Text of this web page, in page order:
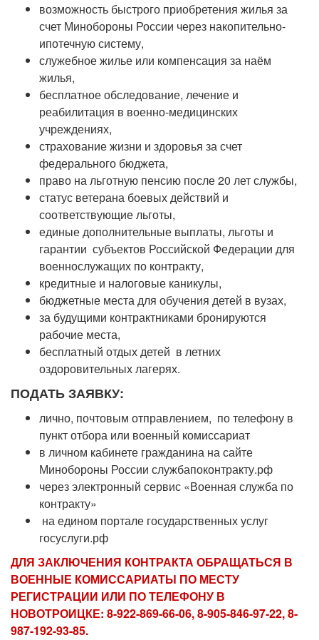
возможность быстрого приобретения жилья за
счет Минобороны России через накопительно-
ипотечную систему,
служебное жилье или компенсация за наём
жилья,
бесплатное обследование, лечение и
реабилитация в военно-медицинских
учреждениях,
страхование жизни и здоровья за счет
федерального бюджета,
право на льготную пенсию после 20 лет службы,
статус ветерана боевых действий и
соответствующие льготы,
единые дополнительные выплаты, льготы и
гарантии субъектов Российской Федерации для
военнослужащих по контракту,
кредитные и налоговые каникулы,
бюджетные места для обучения детей в вузах,
за будущими контрактниками бронируются
рабочие места,
бесплатный отдых детей в летних
оздоровительных лагерях.
ПОДАТЬ ЗАЯВКУ:
лично, почтовым отправлением, по телефону в
пункт отбора или военный комиссариат
в личном кабинете гражданина на сайте
Минобороны России службапоконтракту.рф
через электронный сервис «Военная служба по
контракту»
на едином портале государственных услуг
госуслуги.рф
ДЛЯ ЗАКЛЮЧЕНИЯ КОНТРАКТА ОБРАЩАТЬСЯ В
ВОЕННЫЕ КОМИССАРИАТЫ ПО МЕСТУ
РЕГИСТРАЦИИ ИЛИ ПО ТЕЛЕФОНУ В
НОВОТРОИЦКЕ: 8-922-869-66-06, 8-905-846-97-22, 8-
987-192-93-85.